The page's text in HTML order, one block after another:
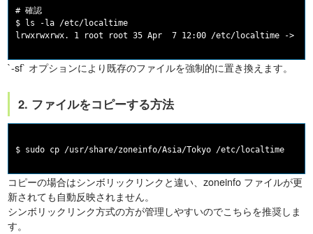
# 確認
$ ls -la /etc/localtime
`-sf` オプションにより既存のファイルを強制的に置き換えます。
2. ファイルをコピーする方法
コピーの場合はシンボリックリンクと違い、zoneinfo ファイルが更
新されても自動反映されません。
シンボリックリンク方式の方が管理しやすいのでこちらを推奨しま
す。